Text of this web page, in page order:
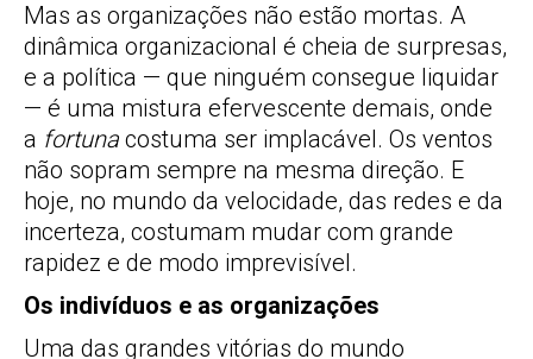
Mas as organizações não estão mortas. A
dinâmica organizacional é cheia de surpresas,
e a política — que ninguém consegue liquidar
— é uma mistura efervescente demais, onde
a fortuna costuma ser implacável. Os ventos
não sopram sempre na mesma direção. E
hoje, no mundo da velocidade, das redes e da
incerteza, costumam mudar com grande
rapidez e de modo imprevisível.
Os indivíduos e as organizações
Uma das grandes vitórias do mundo